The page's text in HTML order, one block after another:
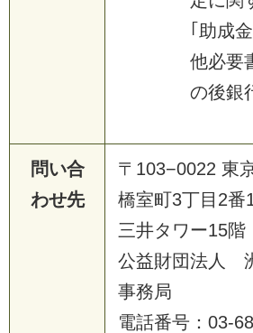
｢助成
他必要
の後銀
問い合
わせ先
〒103−0022 東
橋室町3丁目2番
三井タワー15階
公益財団法人
事務局
電話番号：